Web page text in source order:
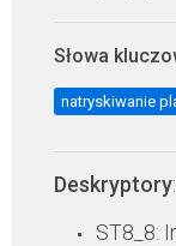
Słowa
natryskiwanie
Deskryptory:
ST8_8: